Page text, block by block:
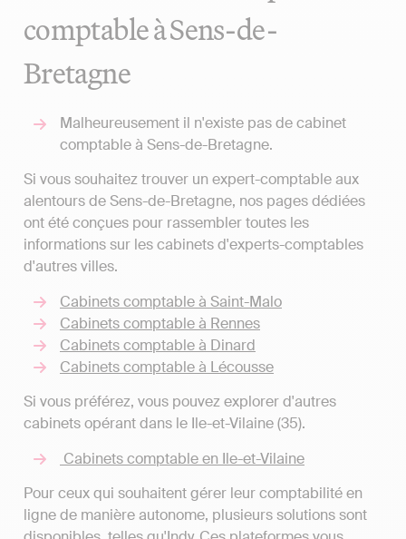
comptable à Sens-de-
Bretagne
Malheureusement il n'existe pas de cabinet
comptable à Sens-de-Bretagne.
Si vous souhaitez trouver un expert-comptable aux
alentours de Sens-de-Bretagne, nos pages dédiées
ont été conçues pour rassembler toutes les
informations sur les cabinets d'experts-comptables
d'autres villes.
Cabinets comptable à Saint-Malo
Cabinets comptable à Rennes
Cabinets comptable à Dinard
Cabinets comptable à Lécousse
Si vous préférez, vous pouvez explorer d'autres
cabinets opérant dans le Ile-et-Vilaine (35).
Cabinets comptable en Ile-et-Vilaine
Pour ceux qui souhaitent gérer leur comptabilité en
ligne de manière autonome, plusieurs solutions sont